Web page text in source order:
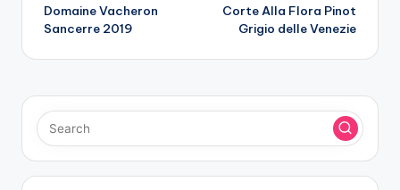
Domaine Vacheron
Sancerre 2019
Corte Alla Flora Pinot
Grigio delle Venezie